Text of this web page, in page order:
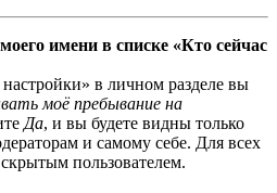
имени в списке «Кто сейчас
в личном разделе вы
моё пребывание на
Да, и вы будете видны только
и самому себе. Для всех
пользователем.